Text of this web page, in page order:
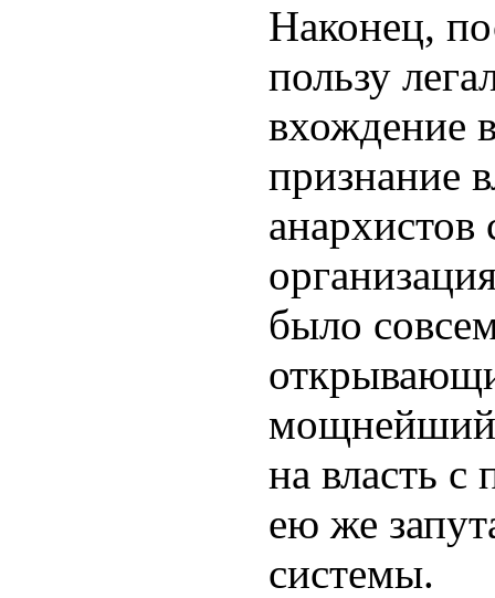
Наконец,
пользу
вхождение
признание
было
мощнейший
на власть
ею же
системы.